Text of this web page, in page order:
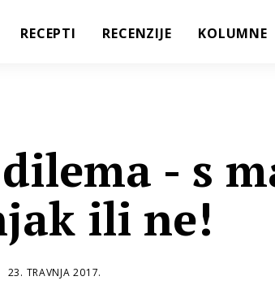
RECEPTI RECENZIJE KOLUMNE
- s
ili ne!
23. TRAVNJA 2017.